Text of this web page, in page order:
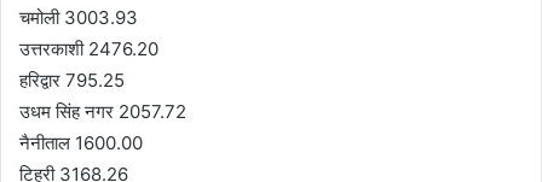
चमोली 3003.93
उत्तरकाशी 2476.20
हरिद्वार 795.25
उधम सिंह नगर 2057.72
नैनीताल 1600.00
टिहरी 3168.26